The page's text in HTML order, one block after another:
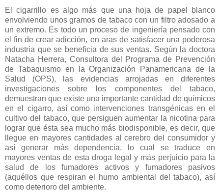
El cigarrillo es algo más que una hoja de papel blanco
envolviendo unos gramos de tabaco con un filtro adosado a
un extremo. Es todo un proceso de ingeniería pensado con
el fin de crear adicción, en aras de satisfacer una poderosa
industria que se beneficia de sus ventas. Según la doctora
Natacha Herrera, Consultora del Programa de Prevención
de Tabaquismo en la Organización Panamericana de la
Salud (OPS), las evidencias arrojadas en diferentes
investigaciones sobre los componentes del tabaco,
demuestran que existe una importante cantidad de químicos
en el cigarro, así como intervenciones transgénicas en el
cultivo del tabaco, que persiguen aumentar la nicotina para
lograr que ésta sea mucho más biodisponible, es decir, que
llegue en mayores cantidades al cerebro del consumidor y
así generar más dependencia, lo cual se traduce en
mayores ventas de esta droga legal y más perjuicio para la
salud de los fumadores activos y fumadores pasivos
(aquéllos que respiran el humo ambiental del tabaco), así
como deterioro del ambiente.